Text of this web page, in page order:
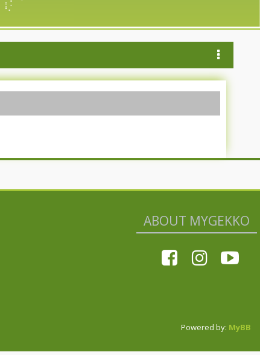
ABOUT MYGEKKO
Powered by: MyBB